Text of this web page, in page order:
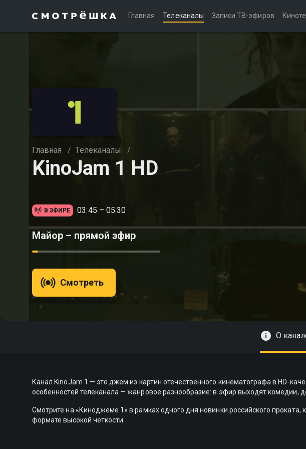
Главная Телеканалы Записи ТВ-эфиров
Главная / Телеканалы /
KinoJam 1 HD
В ЭФИРЕ 03:45 – 05:30
Майор – прямой эфир
Смотреть
О
Канал KinoJam 1 — это джем из картин отечественного кинематографа в HD-
особенностей телеканала — жанровое разнообразие: в эфир выходят комедии,
Смотрите на «Киноджеме 1» в рамках одного дня новинки российского
формате высокой четкости.